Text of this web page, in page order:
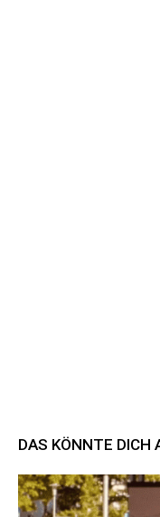
DAS KÖNNTE DICH